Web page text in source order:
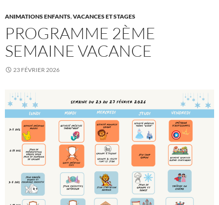
ANIMATIONS ENFANTS,VACANCES ET STAGES
PROGRAMME 2ÈME
SEMAINE VACANCE
23 FÉVRIER 2026